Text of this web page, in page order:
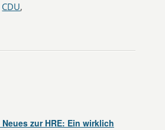
CDU,
Neues zur HRE: Ein wirklich